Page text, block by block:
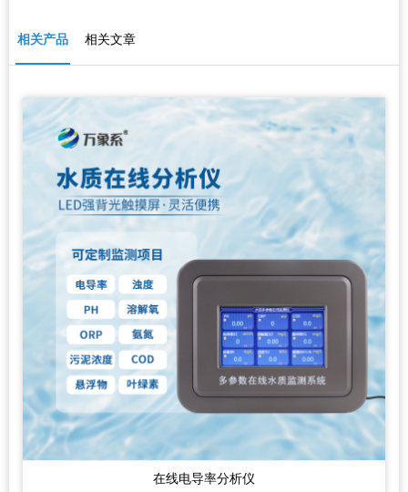
相关产品 相关文章
在线电导率分析仪